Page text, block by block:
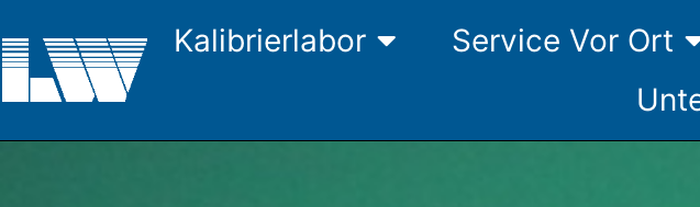
Kalibrierlabor Service Vor Ort